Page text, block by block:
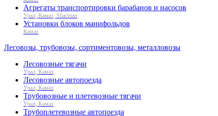
Агрегаты транспортировки барабанов и насосов
Урал, Камаз, Shacman
Установки блоков манифольдов
Камаз
Лесовозы, трубовозы, сортиментовозы, металловозы
Лесовозные тягачи
Урал, Камаз
Лесовозные автопоезда
Урал, Камаз
Трубовозные и плетевозные тягачи
Урал, Камаз
Трубоплетевозные автопоезда